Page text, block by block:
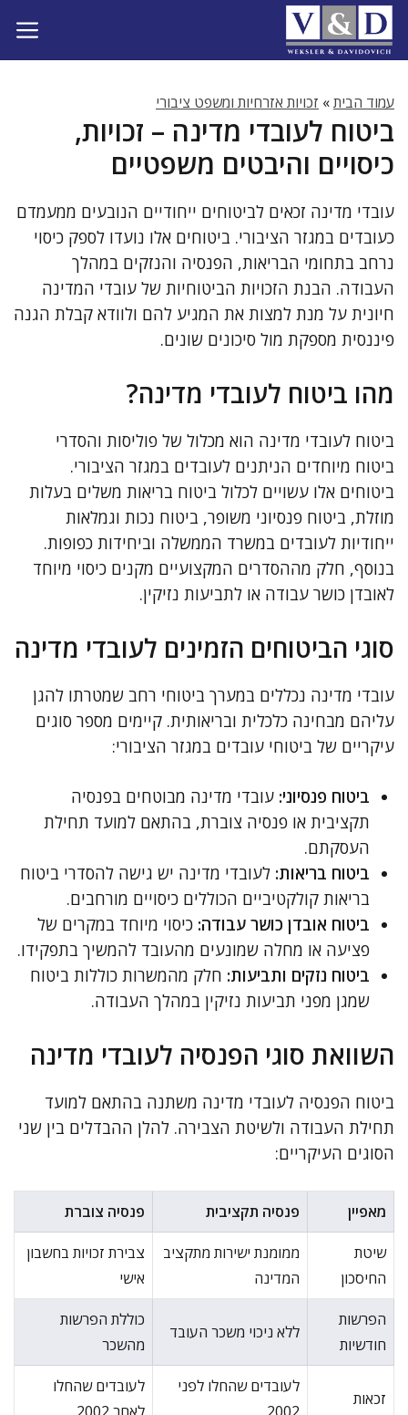
לדלג
לתוכן
עמוד הבית» זכויות אזרחיות ומשפט ציבורי
ביטוח לעובדי מדינה – זכויות,
כיסויים והיבטים משפטיים
עובדי מדינה זכאים לביטוחים ייחודיים הנובעים ממעמדם
כעובדים במגזר הציבורי. ביטוחים אלו נועדו לספק כיסוי
נרחב בתחומי הבריאות, הפנסיה והנזקים במהלך
העבודה. הבנת הזכויות הביטוחיות של עובדי המדינה
חיונית על מנת למצות את המגיע להם ולוודא קבלת הגנה
פיננסית מספקת מול סיכונים שונים.
מהו ביטוח לעובדי מדינה?
ביטוח לעובדי מדינה הוא מכלול של פוליסות והסדרי
ביטוח מיוחדים הניתנים לעובדים במגזר הציבורי.
ביטוחים אלו עשויים לכלול ביטוח בריאות משלים בעלות
מוזלת, ביטוח פנסיוני משופר, ביטוח נכות וגמלאות
ייחודיות לעובדים במשרד הממשלה וביחידות כפופות.
בנוסף, חלק מההסדרים המקצועיים מקנים כיסוי מיוחד
לאובדן כושר עבודה או לתביעות נזיקין.
סוגי הביטוחים הזמינים לעובדי מדינה
עובדי מדינה נכללים במערך ביטוחי רחב שמטרתו להגן
עליהם מבחינה כלכלית ובריאותית. קיימים מספר סוגים
עיקריים של ביטוחי עובדים במגזר הציבורי:
ביטוח פנסיוני: עובדי מדינה מבוטחים בפנסיה
תקציבית או פנסיה צוברת, בהתאם למועד תחילת
העסקתם.
ביטוח בריאות: לעובדי מדינה יש גישה להסדרי ביטוח
בריאות קולקטיביים הכוללים כיסויים מורחבים.
ביטוח אובדן כושר עבודה: כיסוי מיוחד במקרים של
פציעה או מחלה שמונעים מהעובד להמשיך בתפקידו.
ביטוח נזקים ותביעות: חלק מהמשרות כוללות ביטוח
שמגן מפני תביעות נזיקין במהלך העבודה.
השוואת סוגי הפנסיה לעובדי מדינה
ביטוח הפנסיה לעובדי מדינה משתנה בהתאם למועד
תחילת העבודה ולשיטת הצבירה. להלן ההבדלים בין שני
הסוגים העיקריים:
מאפיין פנסיה תקציבית פנסיה צוברת
שיטת
החיסכון
ממומנת ישירות מתקציב
המדינה
צבירת זכויות בחשבון
אישי
הפרשות
חודשיות
ללא ניכוי משכר העובד
כוללת הפרשות
מהשכר
זכאות
לעובדים שהחלו לפני
לעובדים שהחלו